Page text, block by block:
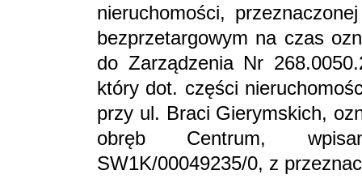
nieruchomości,
bezprzetargowym na czas
do Zarządzenia Nr
który dot. części
przy ul. Braci Gierymskich,
obręb Centrum,
SW1K/00049235/0, z